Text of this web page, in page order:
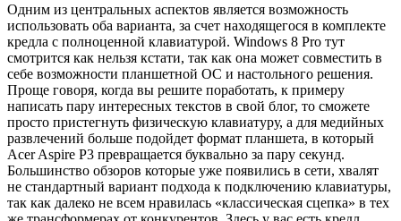
Одним из центральных аспектов является возможность
использовать оба варианта, за счет находящегося в комплекте
кредла с полноценной клавиатурой. Windows 8 Pro тут
смотрится как нельзя кстати, так как она может совместить в
себе возможности планшетной ОС и настольного решения.
Проще говоря, когда вы решите поработать, к примеру
написать пару интересных текстов в свой блог, то сможете
просто пристегнуть физическую клавиатуру, а для медийных
развлечений больше подойдет формат планшета, в который
Acer Aspire P3 превращается буквально за пару секунд.
Большинство обзоров которые уже появились в сети, хвалят
не стандартный вариант подхода к подключению клавиатуры,
так как далеко не всем нравилась «классическая сцепка» в тех